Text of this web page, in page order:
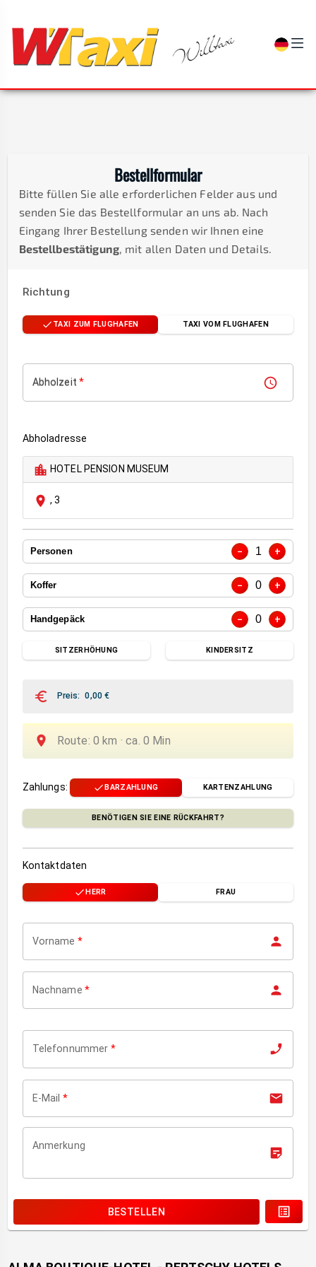
Bestellformular
Bitte füllen Sie alle erforderlichen Felder aus und
senden Sie das Bestellformular an uns ab. Nach
Eingang Ihrer Bestellung senden wir Ihnen eine
Bestellbestätigung, mit allen Daten und Details.
Richtung
TAXI ZUM FLUGHAFEN TAXI VOM FLUGHAFEN
Abholzeit *
Abholadresse
HOTEL PENSION MUSEUM
,3
Personen − 1 +
Koffer − 0 +
Handgepäck − 0 +
SITZERHÖHUNG KINDERSITZ
Preis: 0,00€
Route: 0 km ·ca. 0 Min
Zahlungs: BARZAHLUNG KARTENZAHLUNG
BENÖTIGEN SIE EINE RÜCKFAHRT?
Kontaktdaten
HERR FRAU
Vorname *
Nachname *
Telefonnummer *
E-Mail *
Anmerkung
BESTELLEN